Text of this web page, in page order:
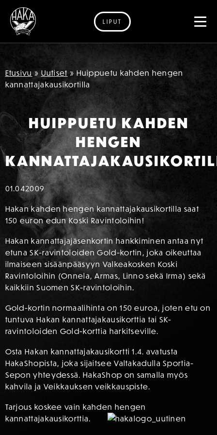
Siirry sisältöön
LIPUT
Etusivu » Uutiset » Huippuetu kahden hengen
kannattajakausikortilla
HUIPPUETU KAHDEN
HENGEN
01.042009
Hakan kahden hengen kannattajakausikortilla saat
150 euron edun Koski Ravintoloihin!
Hakan kannattajajäsenkortin hankkiminen antaa nyt
etuna SK-ravintoloiden Gold-kortin, joka oikeuttaa
ilmaiseen sisäänpääsyyn Valkeakosken Koski
Ravintoloihin (Onnela, Armas, Linno sekä Irma) sekä
kaikkiin Suomen SK-ravintoloihin.
Gold-kortin normaalihinta on 150 euroa, joten etu on
tuntuva Hakan kannattajakausikorttia tai SK-
ravintoloiden Gold-korttia harkitseville.
Osta Hakan kannattajakausikortti 1.4. avatusta
HakaShopista, joka sijaitsee Valtakadulla Sportia-
Sepon yhteydessä. HakaShop on samalla myös
kahvila ja Veikkauksen veikkauspiste.
Tarjous koskee vain kahden hengen
kannattajakausikorttia.